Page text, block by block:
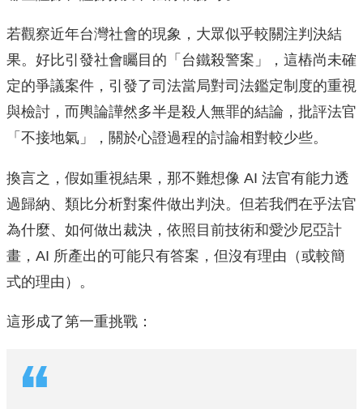
若觀察近年台灣社會的現象，大眾似乎較關注判決結
果。好比引發社會矚目的「台鐵殺警案」，這樁尚未確
定的爭議案件，引發了司法當局對司法鑑定制度的重視
與檢討，而輿論譁然多半是殺人無罪的結論，批評法官
「不接地氣」，關於心證過程的討論相對較少些。
換言之，假如重視結果，那不難想像 AI 法官有能力透
過歸納、類比分析對案件做出判決。但若我們在乎法官
為什麼、如何做出裁決，依照目前技術和愛沙尼亞計
畫，AI 所產出的可能只有答案，但沒有理由（或較簡
式的理由）。
這形成了第一重挑戰：